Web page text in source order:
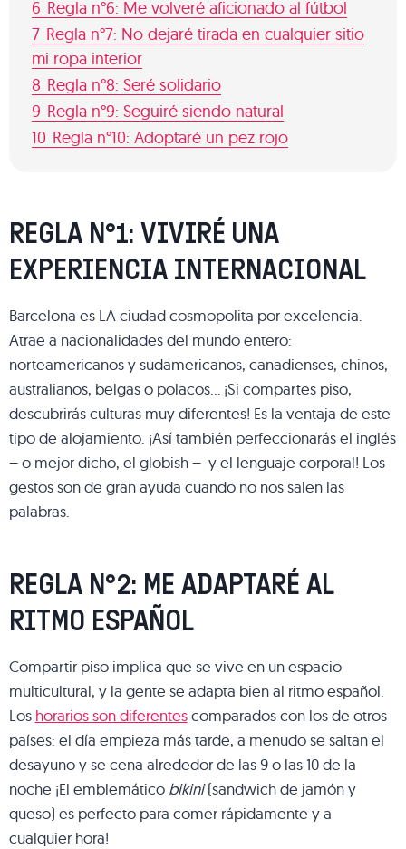
6 Regla n°6: Me volveré aficionado al fútbol
7 Regla n°7: No dejaré tirada en cualquier sitio
mi ropa interior
8 Regla n°8: Seré solidario
9 Regla n°9: Seguiré siendo natural
10 Regla n°10: Adoptaré un pez rojo
REGLA N°1: VIVIRÉ UNA
EXPERIENCIA INTERNACIONAL
Barcelona es LA ciudad cosmopolita por excelencia.
Atrae a nacionalidades del mundo entero:
norteamericanos y sudamericanos, canadienses, chinos,
australianos, belgas o polacos… ¡Si compartes piso,
descubrirás culturas muy diferentes! Es la ventaja de este
tipo de alojamiento. ¡Así también perfeccionarás el inglés
– o mejor dicho, el globish – y el lenguaje corporal! Los
gestos son de gran ayuda cuando no nos salen las
palabras.
REGLA N°2: ME ADAPTARÉ AL
RITMO ESPAÑOL
Compartir piso implica que se vive en un espacio
multicultural, y la gente se adapta bien al ritmo español.
Los horarios son diferentescomparados con los de otros
países: el día empieza más tarde, a menudo se saltan el
desayuno y se cena alrededor de las 9 o las 10 de la
noche ¡El emblemático bikini(sandwich de jamón y
queso) es perfecto para comer rápidamente y a
cualquier hora!